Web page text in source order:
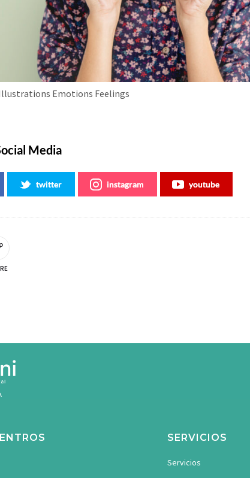
Illustrations Emotions Feelings
Media
twitter instagram youtube
SERVICIOS
Servicios